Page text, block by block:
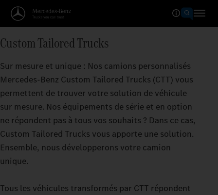
Custom Tailored Trucks
Sur mesure et unique : Nos camions personnalisés
Mercedes‑Benz Custom Tailored Trucks (CTT) vous
permettent de trouver votre solution de véhicule
sur mesure. Nos équipements de série et en option
ne répondent pas à tous vos souhaits ? Dans ce cas,
Custom Tailored Trucks vous apporte une solution.
Ensemble, nous développerons votre camion
unique.
Tous les véhicules transformés par CTT répondent